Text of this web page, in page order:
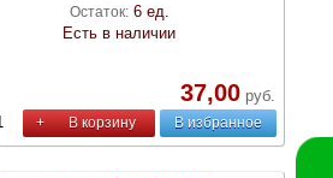
Остаток: 6 ед.
Есть в наличии
37,00руб.
+ В корзину В избранное